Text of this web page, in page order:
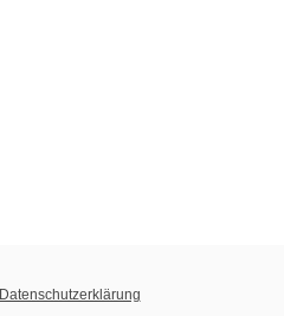
Datenschutzerklärung